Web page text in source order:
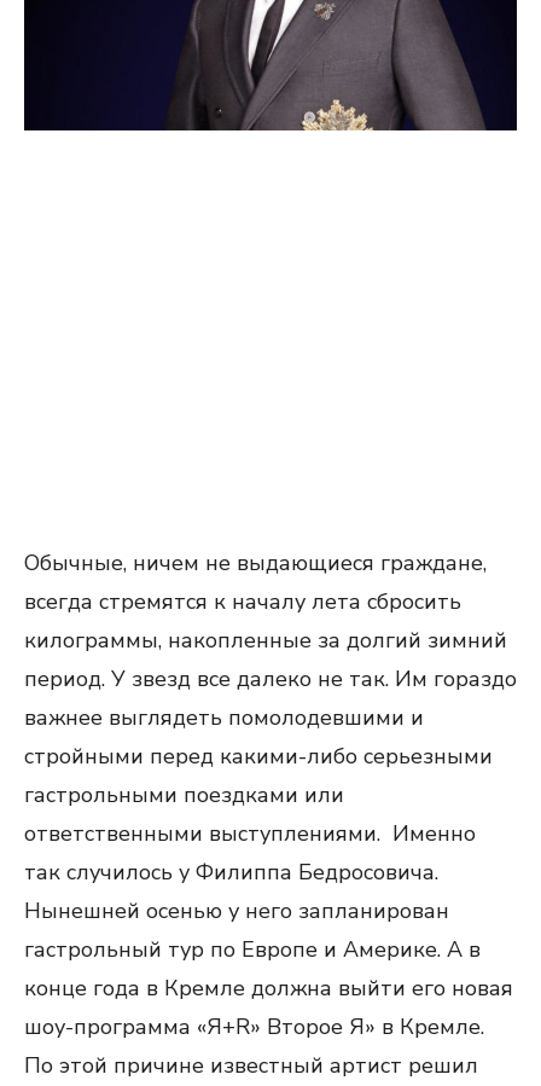
Обычные, ничем не выдающиеся граждане,
всегда стремятся к началу лета сбросить
килограммы, накопленные за долгий зимний
период. У звезд все далеко не так. Им гораздо
важнее выглядеть помолодевшими и
стройными перед какими-либо серьезными
гастрольными поездками или
ответственными выступлениями. Именно
так случилось у Филиппа Бедросовича.
Нынешней осенью у него запланирован
гастрольный тур по Европе и Америке. А в
конце года в Кремле должна выйти его новая
шоу-программа «Я+R» Второе Я» в Кремле.
По этой причине известный артист решил